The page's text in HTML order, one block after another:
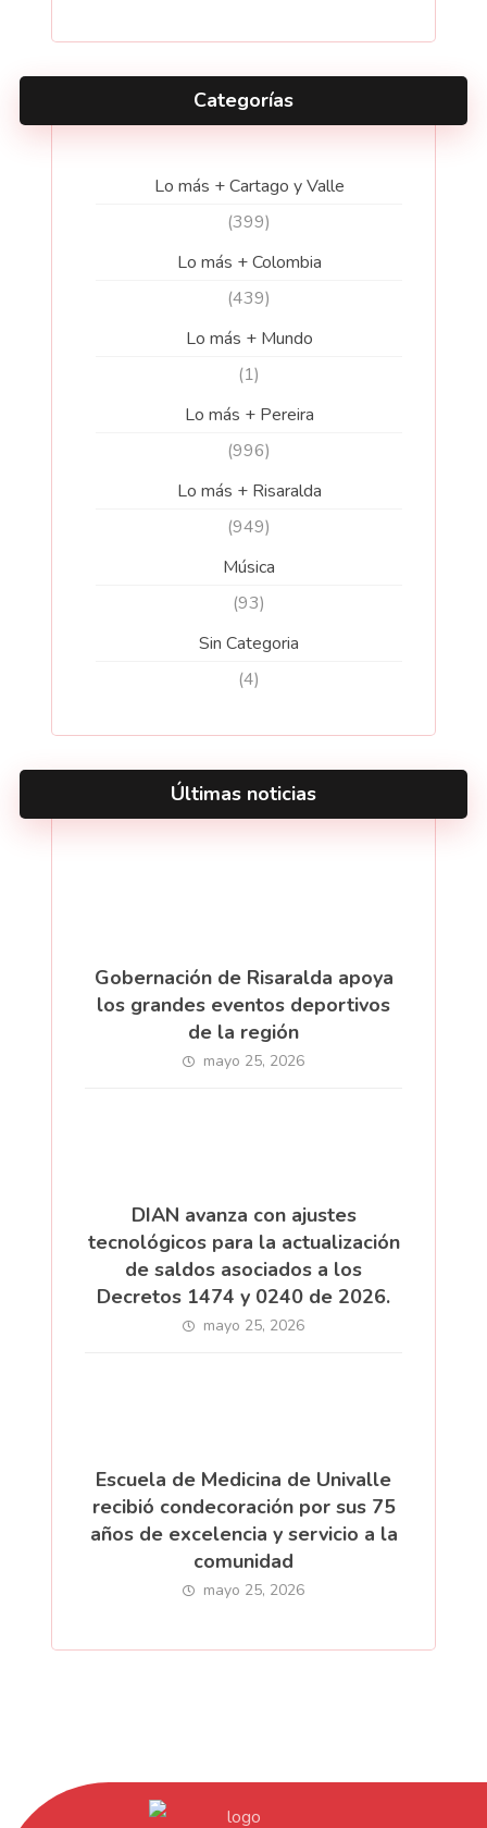
Categorías
Lo más + Cartago y Valle
(399)
Lo más + Colombia
(439)
Lo más + Mundo
(1)
Lo más + Pereira
(996)
Lo más + Risaralda
(949)
Música
(93)
Sin Categoria
(4)
Últimas noticias
Gobernación de Risaralda apoya
los grandes eventos deportivos
de la región
mayo 25, 2026
DIAN avanza con ajustes
tecnológicos para la actualización
de saldos asociados a los
Decretos 1474 y 0240 de 2026.
mayo 25, 2026
Escuela de Medicina de Univalle
recibió condecoración por sus 75
años de excelencia y servicio a la
comunidad
mayo 25, 2026